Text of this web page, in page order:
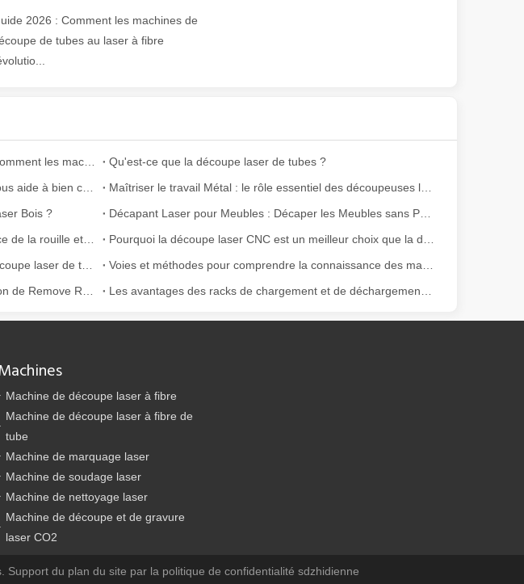
métal. Il peut couper une large gamme de matériaux avec une haute précision et peu de
Cette technologie avancée offre des avantages significatifs par rapport aux
2026 : Comment les machines de
de tubes au laser à fibre
Qu'est-ce que la découpe laser de tubes ?
Bois ?
Machine de découpe laser à fibre
Machine de découpe laser à fibre de
tube
Machine de marquage laser
Machine de soudage laser
Machine de nettoyage laser
Machine de découpe et de gravure
laser CO2
Support du plan du site par la politique de confidentialité sdzhidienne